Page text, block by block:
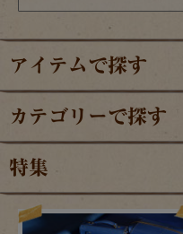
アイテムで探す
カテゴリーで探す
特集